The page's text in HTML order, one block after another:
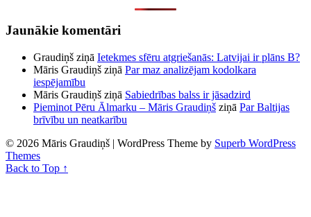
Jaunākie komentāri
Graudiņš ziņā Ietekmes sfēru atgriešanās: Latvijai ir plāns B?
Māris Graudiņš ziņā Par maz analizējam kodolkara
iespējamību
Māris Graudiņš ziņā Sabiedrības balss ir jāsadzird
Pieminot Pēru Ālmarku – Māris Graudiņš ziņā Par Baltijas
brīvību un neatkarību
© 2026 Māris Graudiņš | WordPress Theme by Superb WordPress
Themes
Back to Top ↑